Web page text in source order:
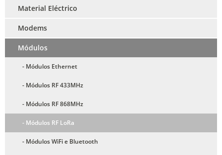
Material Eléctrico
Modems
Módulos
- Módulos Ethernet
- Módulos RF 433MHz
- Módulos RF 868MHz
- Módulos RF LoRa
- Módulos WiFi e Bluetooth